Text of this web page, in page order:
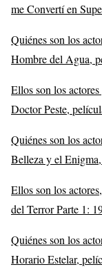
me Convertí en
Quiénes son los
Hombre del Agua,
Ellos son los
Doctor Peste,
Quiénes son los
Belleza y el
Ellos son los
del Terror Parte 1:
Quiénes son los
Horario Estelar,